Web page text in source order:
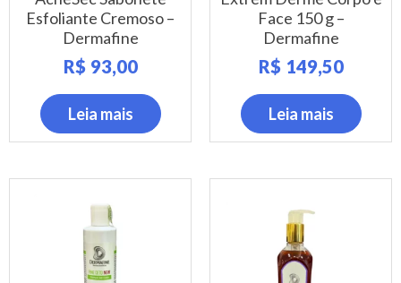
Esfoliante Cremoso –
Dermafine
R$ 93,00
Leia mais
Face 150 g –
Dermafine
R$ 149,50
Leia mais